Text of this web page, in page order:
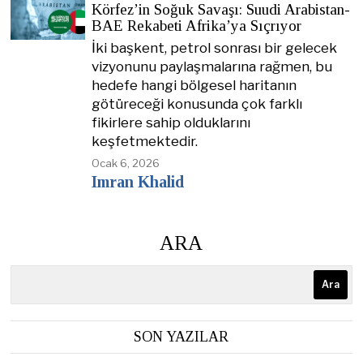
Körfez’in Soğuk Savaşı: Suudi Arabistan-
BAE Rekabeti Afrika’ya Sıçrıyor
İki başkent, petrol sonrası bir gelecek
vizyonunu paylaşmalarına rağmen, bu
hedefe hangi bölgesel haritanın
götüreceği konusunda çok farklı
fikirlere sahip olduklarını
keşfetmektedir.
Ocak 6, 2026
Imran Khalid
ARA
Ara
SON YAZILAR